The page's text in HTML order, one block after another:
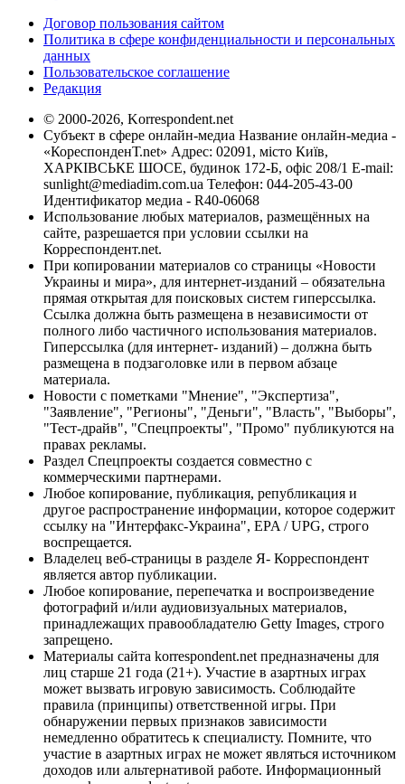
Договор пользования сайтом
Политика в сфере конфиденциальности и персональных
данных
Пользовательское соглашение
Редакция
© 2000-2026, Korrespondent.net
Субъект в сфере онлайн-медиа Название онлайн-медиа -
«КореспонденТ.net» Адрес: 02091, місто Київ,
ХАРКІВСЬКЕ ШОСЕ, будинок 172-Б, офіс 208/1 E-mail:
sunlight@mediadim.com.ua Телефон: 044-205-43-00
Идентификатор медиа - R40-06068
Использование любых материалов, размещённых на
сайте, разрешается при условии ссылки на
Корреспондент.net.
При копировании материалов со страницы «Новости
Украины и мира», для интернет-изданий – обязательна
прямая открытая для поисковых систем гиперссылка.
Ссылка должна быть размещена в независимости от
полного либо частичного использования материалов.
Гиперссылка (для интернет- изданий) – должна быть
размещена в подзаголовке или в первом абзаце
материала.
Новости с пометками "Мнение", "Экспертиза",
"Заявление", "Регионы", "Деньги", "Власть", "Выборы",
"Тест-драйв", "Спецпроекты", "Промо" публикуются на
правах рекламы.
Раздел Спецпроекты создается совместно с
коммерческими партнерами.
Любое копирование, публикация, републикация и
другое распространение информации, которое содержит
ссылку на "Интерфакс-Украина", EPA / UPG, строго
воспрещается.
Владелец веб-страницы в разделе Я- Корреспондент
является автор публикации.
Любое копирование, перепечатка и воспроизведение
фотографий и/или аудиовизуальных материалов,
принадлежащих правообладателю Getty Images, строго
запрещено.
Материалы сайта korrespondent.net предназначены для
лиц старше 21 года (21+). Участие в азартных играх
может вызвать игровую зависимость. Соблюдайте
правила (принципы) ответственной игры. При
обнаружении первых признаков зависимости
немедленно обратитесь к специалисту. Помните, что
участие в азартных играх не может являться источником
доходов или альтернативой работе. Информационный